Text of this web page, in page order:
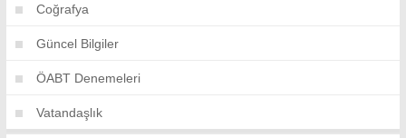
Coğrafya
Güncel Bilgiler
ÖABT Denemeleri
Vatandaşlık